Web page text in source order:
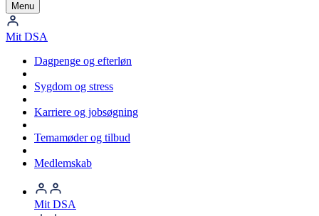
Menu
Mit DSA
Dagpenge og efterløn
Sygdom og stress
Karriere og jobsøgning
Temamøder og tilbud
Medlemskab
Mit DSA